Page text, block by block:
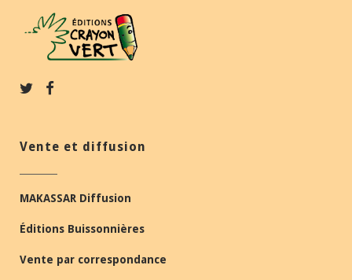
Vente et diffusion
MAKASSAR Diffusion
Éditions Buissonnières
Vente par correspondance